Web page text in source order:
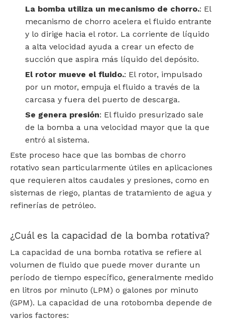
La bomba utiliza un mecanismo de chorro.: El
mecanismo de chorro acelera el fluido entrante
y lo dirige hacia el rotor. La corriente de líquido
a alta velocidad ayuda a crear un efecto de
succión que aspira más líquido del depósito.
El rotor mueve el fluido.: El rotor, impulsado
por un motor, empuja el fluido a través de la
carcasa y fuera del puerto de descarga.
Se genera presión: El fluido presurizado sale
de la bomba a una velocidad mayor que la que
entró al sistema.
Este proceso hace que las bombas de chorro
rotativo sean particularmente útiles en aplicaciones
que requieren altos caudales y presiones, como en
sistemas de riego, plantas de tratamiento de agua y
refinerías de petróleo.
¿Cuál es la capacidad de la bomba rotativa?
La capacidad de una bomba rotativa se refiere al
volumen de fluido que puede mover durante un
período de tiempo específico, generalmente medido
en litros por minuto (LPM) o galones por minuto
(GPM). La capacidad de una rotobomba depende de
varios factores: